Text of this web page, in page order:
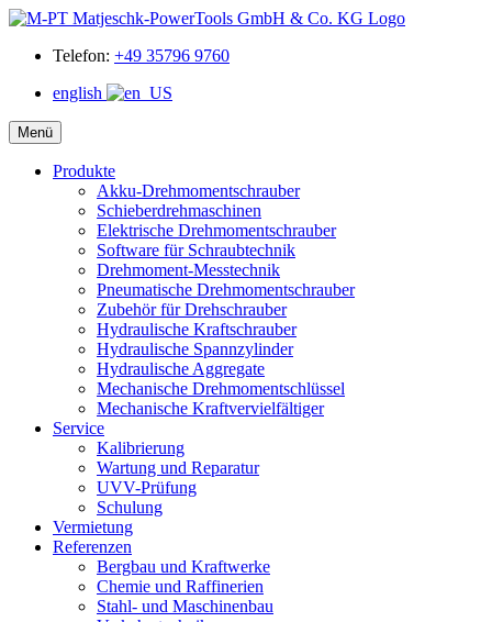
Telefon: +49 35796 9760
english
Menü
Produkte
Akku-Drehmomentschrauber
Schieberdrehmaschinen
Elektrische Drehmomentschrauber
Software für Schraubtechnik
Drehmoment-Messtechnik
Pneumatische Drehmomentschrauber
Zubehör für Drehschrauber
Hydraulische Kraftschrauber
Hydraulische Spannzylinder
Hydraulische Aggregate
Mechanische Drehmomentschlüssel
Mechanische Kraftvervielfältiger
Service
Kalibrierung
Wartung und Reparatur
UVV-Prüfung
Schulung
Vermietung
Referenzen
Bergbau und Kraftwerke
Chemie und Raffinerien
Stahl- und Maschinenbau